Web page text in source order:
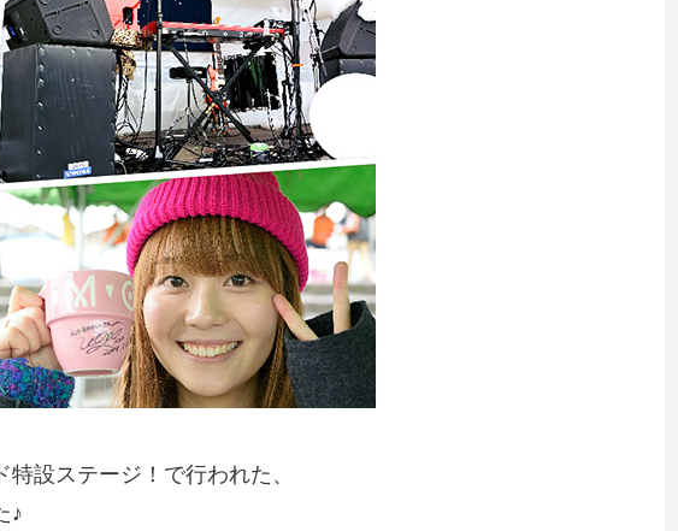
設ステージ！で行われた、
♪